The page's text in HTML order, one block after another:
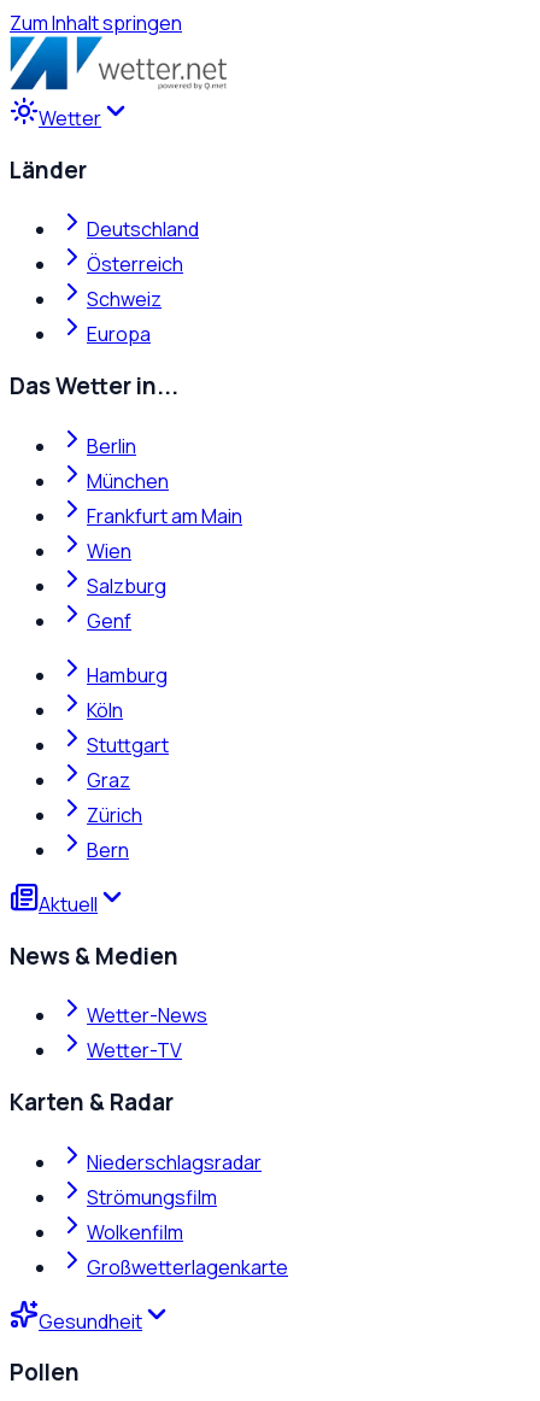
Zum Inhalt springen
Wetter
Länder
Deutschland
Österreich
Schweiz
Europa
Das Wetter in...
Berlin
München
Frankfurt am Main
Wien
Salzburg
Genf
Hamburg
Köln
Stuttgart
Graz
Zürich
Bern
Aktuell
News & Medien
Wetter-News
Wetter-TV
Karten & Radar
Niederschlagsradar
Strömungsfilm
Wolkenfilm
Großwetterlagenkarte
Gesundheit
Pollen